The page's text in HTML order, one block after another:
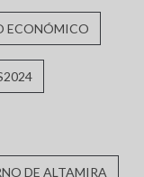
ECONÓMICO
DE ALTAMIRA